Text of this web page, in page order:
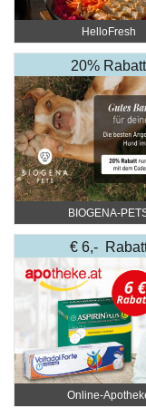
HelloFresh
20% Rabatt
BIOGENA-
€ 6,-